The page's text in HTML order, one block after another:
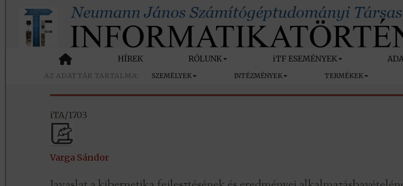
HÍREK RÓLUNK iTF ESEMÉNYEK
SZEMÉLYEK INTÉZMÉNYEK TERMÉKEK
iTA/1703
Varga Sándor